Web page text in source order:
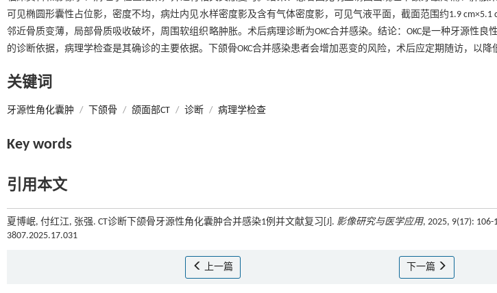
可见椭圆形囊性占位影，密度不均，病灶内见水样密度影及含有气体密度影，可见气液平面，截面范围约1.9 cm×5.1
邻近骨质变薄，局部骨质吸收破坏，周围软组织略肿胀。术后病理诊断为OKC合并感染。结论：OKC是一种牙源性良
的诊断依据，病理学检查是其确诊的主要依据。下颌骨OKC合并感染患者会增加恶变的风险，术后应定期随访，以降
关键词
牙源性角化囊肿 / 下颌骨 / 颌面部CT / 诊断 / 病理学检查
Key words
引用本文
夏博岷, 付红江, 张强. CT诊断下颌骨牙源性角化囊肿合并感染1例并文献复习[J]. 影像研究与医学应用, 2025, 9(17):
3807.2025.17.031
上一篇 下一篇